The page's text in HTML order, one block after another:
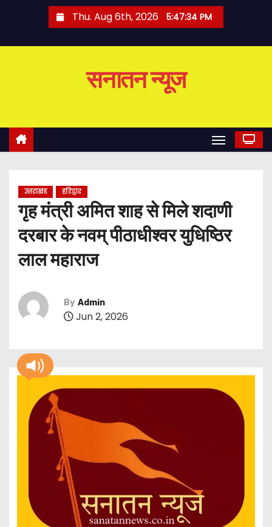
o
Thu. Aug 6th, 2026 5:47:35 PM
सनातन न्यूज
उत्तराखंड हरिद्वार
गृह मंत्री अमित शाह से मिले शदाणी
दरबार के नवम् पीठाधीश्वर युधिष्ठिर
लाल महाराज
By Admin
Jun 2, 2026